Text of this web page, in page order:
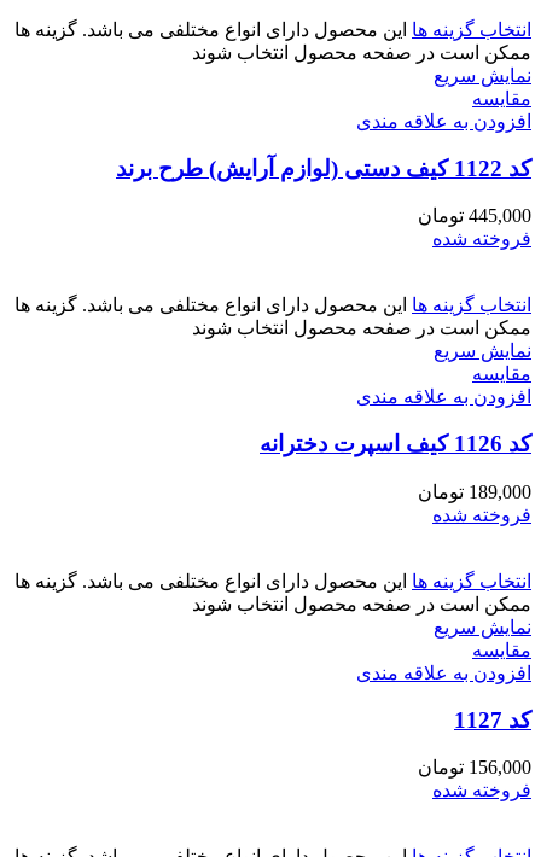
انتخاب گزینه ها این محصول دارای انواع مختلفی می باشد. گزینه ها
ممکن است در صفحه محصول انتخاب شوند
نمایش سریع
مقايسه
افزودن به علاقه مندی
کد 1122 کیف دستی (لوازم آرایش) طرح برند
445,000 تومان
فروخته شده
انتخاب گزینه ها این محصول دارای انواع مختلفی می باشد. گزینه ها
ممکن است در صفحه محصول انتخاب شوند
نمایش سریع
مقايسه
افزودن به علاقه مندی
کد 1126 کیف اسپرت دخترانه
189,000 تومان
فروخته شده
انتخاب گزینه ها این محصول دارای انواع مختلفی می باشد. گزینه ها
ممکن است در صفحه محصول انتخاب شوند
نمایش سریع
مقايسه
افزودن به علاقه مندی
کد 1127
156,000 تومان
فروخته شده